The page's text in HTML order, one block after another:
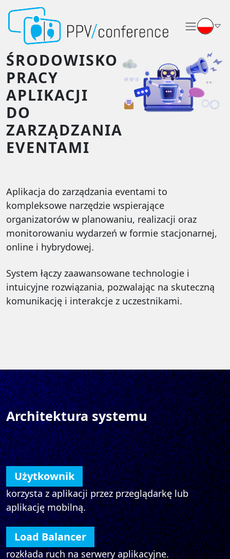
ŚRODOWISKO
PRACY
APLIKACJI
DO
ZARZĄDZANIA
EVENTAMI
Aplikacja do zarządzania eventami to
kompleksowe narzędzie wspierające
organizatorów w planowaniu, realizacji oraz
monitorowaniu wydarzeń w formie stacjonarnej,
online i hybrydowej.
System łączy zaawansowane technologie i
intuicyjne rozwiązania, pozwalając na skuteczną
komunikację i interakcje z uczestnikami.
Architektura systemu
Użytkownik
korzysta z aplikacji przez przeglądarkę lub
aplikację mobilną.
Load Balancer
rozkłada ruch na serwery aplikacyjne.